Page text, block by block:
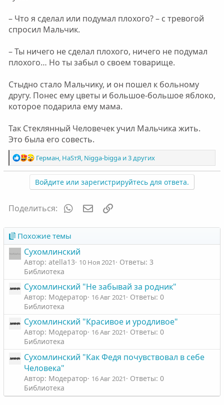
– Что я сделал или подумал плохого? – с тревогой
спросил Мальчик.
– Ты ничего не сделал плохого, ничего не подумал
плохого… Но ты забыл о своем товарище.
Стыдно стало Мальчику, и он пошел к больному
другу. Понес ему цветы и большое-большое яблоко,
которое подарила ему мама.
Так Стеклянный Человечек учил Мальчика жить.
Это была его совесть.
Р
е
а
к
и
Герман, НаSтЯ, Nigga-biggaи 3 других
Войдите или зарегистрируйтесь для ответа.
Поделиться: WhatsAppЭлектронная почта
Похожие темы
Сухомлинский
Автор: atella13 10 Ноя 2021
Ответы: 3
Библиотека
Сухомлинский "Не забывай за родник"
Автор: Модератор 16 Авг 2021
Ответы: 0
Библиотека
Сухомлинский "Красивое и уродливое"
Автор: Модератор 16 Авг 2021
Ответы: 0
Библиотека
Сухомлинский "Как Федя почувствовал в себе
Человека"
Автор: Модератор 16 Авг 2021
Ответы: 0
Библиотека